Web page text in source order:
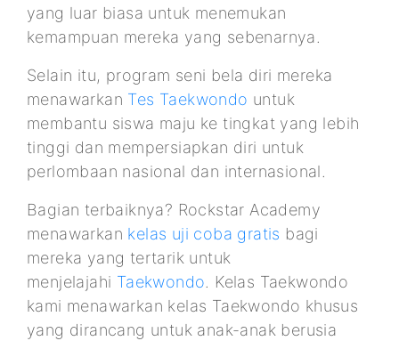
yang luar biasa untuk menemukan
kemampuan mereka yang sebenarnya.
Selain itu, program seni bela diri mereka
menawarkan Tes Taekwondo untuk
membantu siswa maju ke tingkat yang lebih
tinggi dan mempersiapkan diri untuk
perlombaan nasional dan internasional.
Bagian terbaiknya? Rockstar Academy
menawarkan kelas uji coba gratis bagi
mereka yang tertarik untuk
menjelajahi Taekwondo. Kelas Taekwondo
kami menawarkan kelas Taekwondo khusus
yang dirancang untuk anak-anak berusia